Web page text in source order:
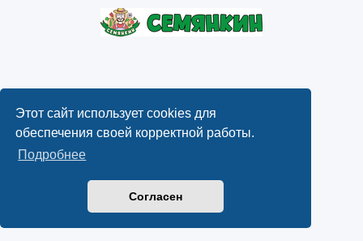
Этот сайт использует cookies для
обеспечения своей корректной работы.
Подробнее
Согласен